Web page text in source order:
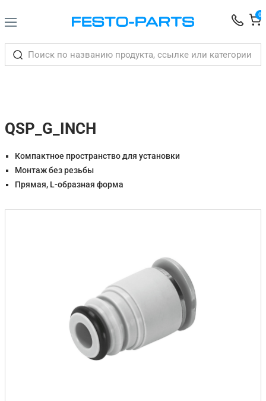
0
QSP_G_INCH
Компактное пространство для установки
Монтаж без резьбы
Прямая, L-образная форма